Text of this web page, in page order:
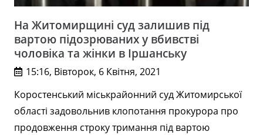
На Житомирщині суд залишив під
вартою підозрюваних у вбивстві
чоловіка та жінки в Іршанську
15:16, Вівторок, 6 Квітня, 2021
Коростенський міськрайонний суд Житомирської
області задовольнив клопотання прокурора про
продовження строку тримання під вартою